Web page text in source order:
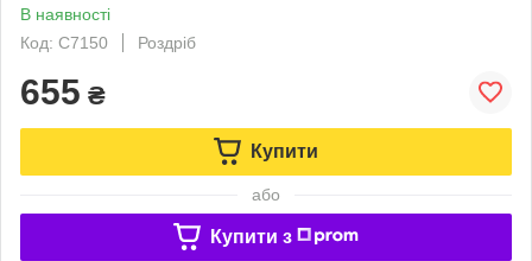
В наявності
Код: C7150
Роздріб
655 ₴
Купити
або
Купити з